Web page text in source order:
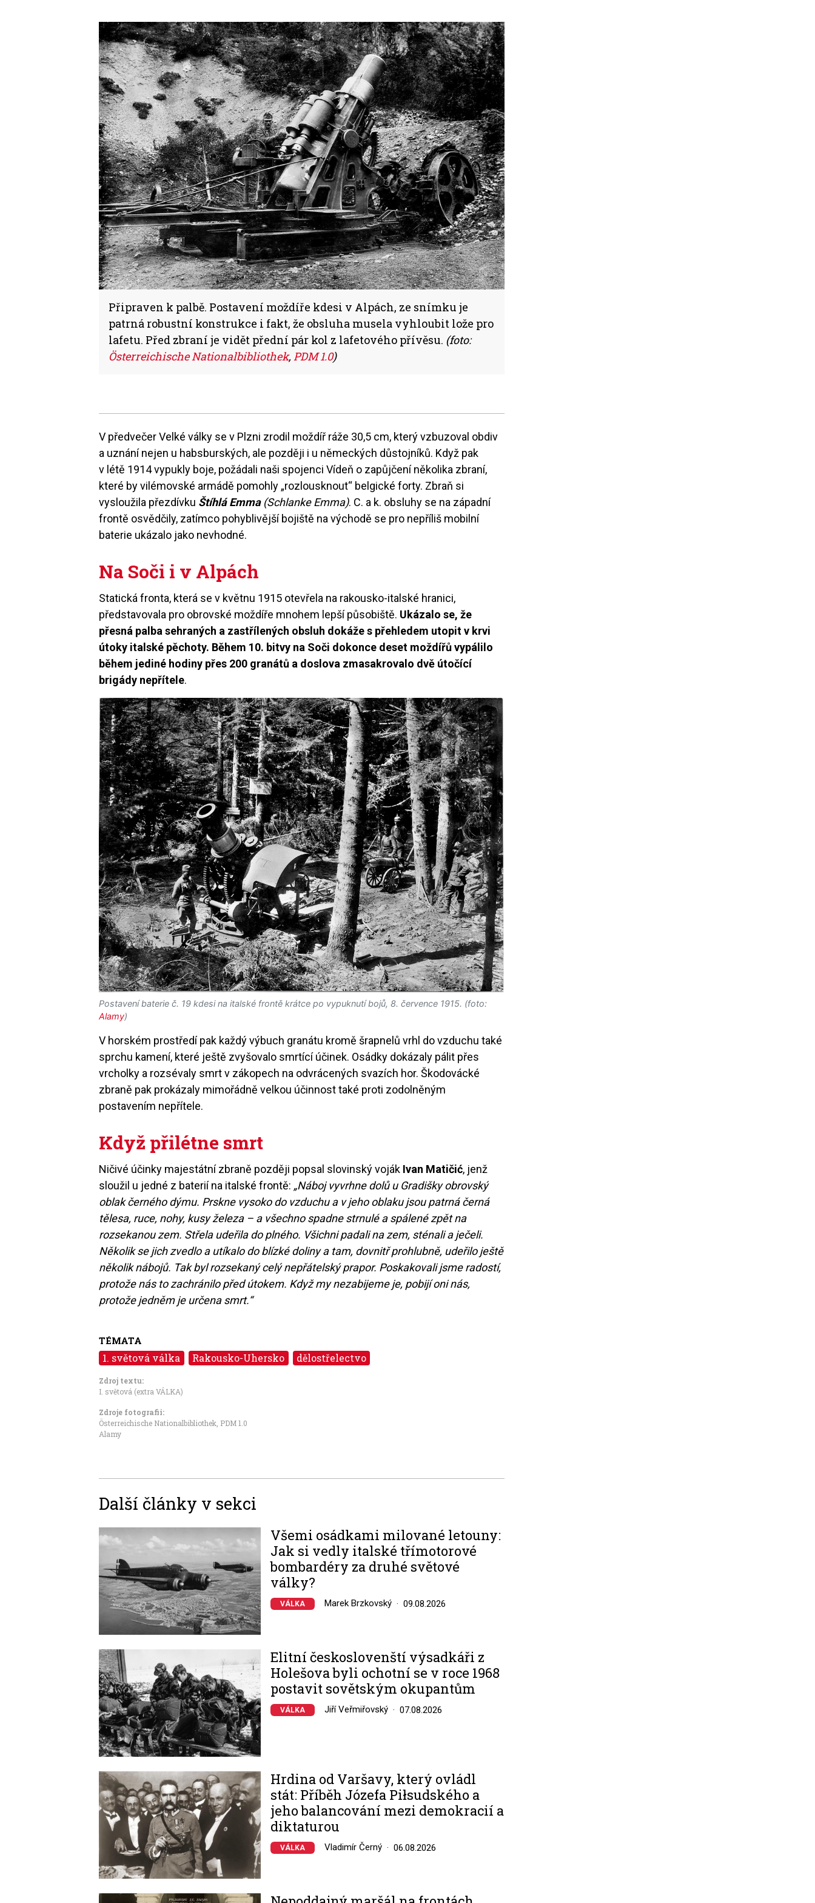
Připraven k palbě. Postavení moždíře kdesi v Alpách, ze snímku je
patrná robustní konstrukce i fakt, že obsluha musela vyhloubit lože pro
lafetu. Před zbraní je vidět přední pár kol z lafetového přívěsu. (foto:
Österreichische Nationalbibliothek,PDM 1.0)
V předvečer Velké války se v Plzni zrodil moždíř ráže 30,5 cm, který vzbuzoval obdiv
a uznání nejen u habsburských, ale později i u německých důstojníků. Když pak
v létě 1914 vypukly boje, požádali naši spojenci Vídeň o zapůjčení několika zbraní,
které by vilémovské armádě pomohly „rozlousknout“ belgické forty. Zbraň si
vysloužila přezdívku Štíhlá Emma(Schlanke Emma). C. a k. obsluhy se na západní
frontě osvědčily, zatímco pohyblivější bojiště na východě se pro nepříliš mobilní
baterie ukázalo jako nevhodné.
Na Soči i v Alpách
Statická fronta, která se v květnu 1915 otevřela na rakousko-italské hranici,
představovala pro obrovské moždíře mnohem lepší působiště. Ukázalo se, že
přesná palba sehraných a zastřílených obsluh dokáže s přehledem utopit v krvi
útoky italské pěchoty. Během 10. bitvy na Soči dokonce deset moždířů vypálilo
během jediné hodiny přes 200 granátů a doslova zmasakrovalo dvě útočící
brigády nepřítele.
Postavení baterie č. 19 kdesi na italské frontě krátce po vypuknutí bojů, 8. července 1915. (foto:
Alamy)
V horském prostředí pak každý výbuch granátu kromě šrapnelů vrhl do vzduchu také
sprchu kamení, které ještě zvyšovalo smrtící účinek. Osádky dokázaly pálit přes
vrcholky a rozsévaly smrt v zákopech na odvrácených svazích hor. Škodovácké
zbraně pak prokázaly mimořádně velkou účinnost také proti zodolněným
postavením nepřítele.
Když přilétne smrt
Ničivé účinky majestátní zbraně později popsal slovinský voják Ivan Matičić, jenž
sloužil u jedné z baterií na italské frontě: „Náboj vyvrhne dolů u Gradišky obrovský
oblak černého dýmu. Prskne vysoko do vzduchu a v jeho oblaku jsou patrná černá
tělesa, ruce, nohy, kusy železa – a všechno spadne strnulé a spálené zpět na
rozsekanou zem. Střela udeřila do plného. Všichni padali na zem, sténali a ječeli.
Několik se jich zvedlo a utíkalo do blízké doliny a tam, dovnitř prohlubně, udeřilo ještě
několik nábojů. Tak byl rozsekaný celý nepřátelský prapor. Poskakovali jsme radostí,
protože nás to zachránilo před útokem. Když my nezabijeme je, pobijí oni nás,
protože jedněm je určena smrt.“
TÉMATA
1. světová válka Rakousko-Uhersko dělostřelectvo
Zdroj textu:
I. světová (extra VÁLKA)
Zdroje fotografii:
Österreichische Nationalbibliothek PDM 1.0
Alamy
Další články v sekci
Image
Všemi osádkami milované letouny:
Jak si vedly italské třímotorové
bombardéry za druhé světové
války?
VÁLKA Marek Brzkovský 09.08.2026
Image
Elitní českoslovenští výsadkáři z
Holešova byli ochotní se v roce 1968
postavit sovětským okupantům
VÁLKA Jiří Veřmiřovský 07.08.2026
Image
Hrdina od Varšavy, který ovládl
stát: Příběh Józefa Piłsudského a
jeho balancování mezi demokracií a
diktaturou
VÁLKA Vladimír Černý 06.08.2026